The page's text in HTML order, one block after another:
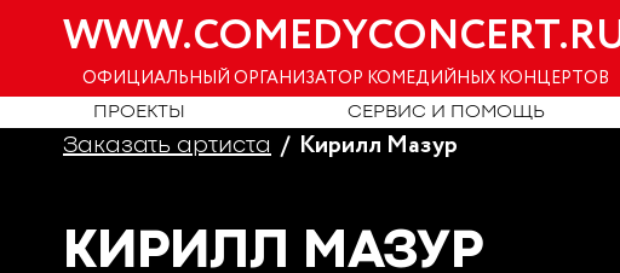
ОФИЦИАЛЬНЫЙ ОРГАНИЗАТОР КОМЕДИЙНЫХ КОНЦЕРТОВ
ПРОЕКТЫ СЕРВИС И ПОМОЩЬ
Заказать артиста Кирилл Мазур
КИРИЛЛ МАЗУР